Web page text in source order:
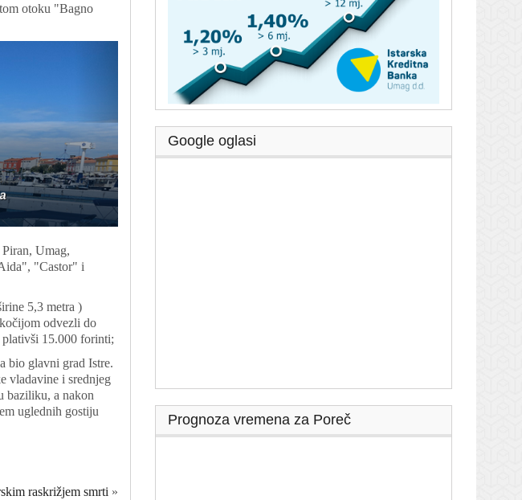
otoku "Bagno
Umag,
"Castor" i
5,3 metra )
odvezli do
plativši 15.000 forinti;
bio glavni grad Istre.
vladavine i srednjeg
baziliku, a nakon
uglednih gostiju
raskrižjem smrti »
Google oglasi
Prognoza vremena za Poreč